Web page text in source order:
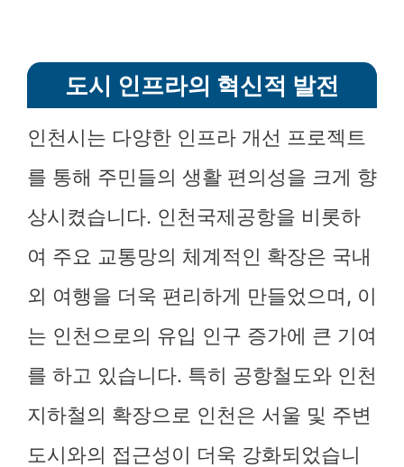
도시 인프라의 혁신적 발전
인천시는 다양한 인프라 개선 프로젝트
를 통해 주민들의 생활 편의성을 크게 향
상시켰습니다. 인천국제공항을 비롯하
여 주요 교통망의 체계적인 확장은 국내
외 여행을 더욱 편리하게 만들었으며, 이
는 인천으로의 유입 인구 증가에 큰 기여
를 하고 있습니다. 특히 공항철도와 인천
지하철의 확장으로 인천은 서울 및 주변
도시와의 접근성이 더욱 강화되었습니